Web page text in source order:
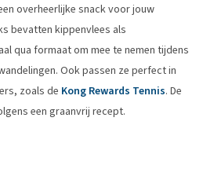
overheerlijke snack voor jouw
bevatten kippenvlees als
qua formaat om mee te nemen tijdens
Ook passen ze perfect in
zoals de Kong Rewards Tennis. De
een graanvrij recept.